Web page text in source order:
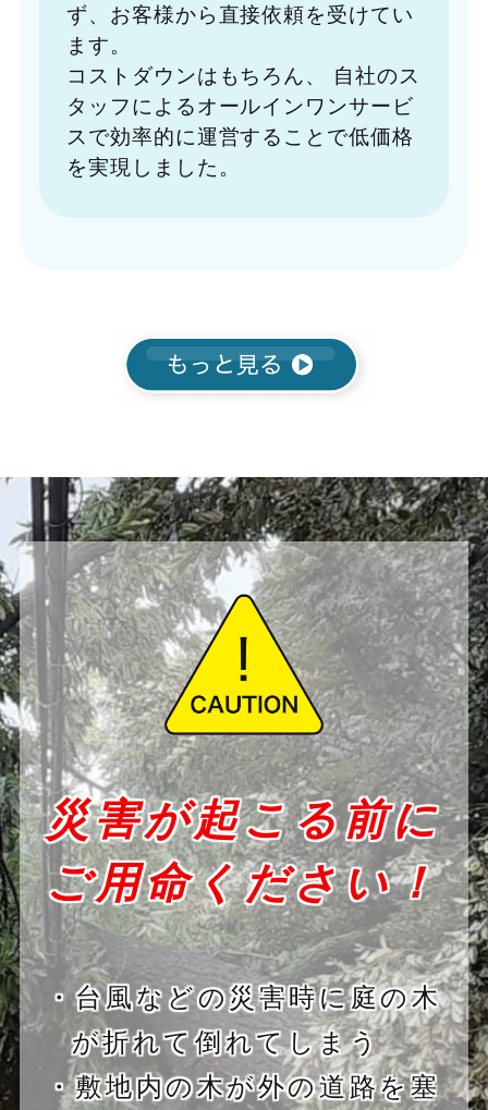
ず、お客様から直接依頼を受けてい
ます。
コストダウンはもちろん、
自社のス
タッフによるオールインワンサービ
スで効率的に運営することで低価格
を実現しました。
災害が起こる前に
ご用命ください！
・台風などの災害時に庭の木
が折れて倒れてしまう
・敷地内の木が外の道路を塞